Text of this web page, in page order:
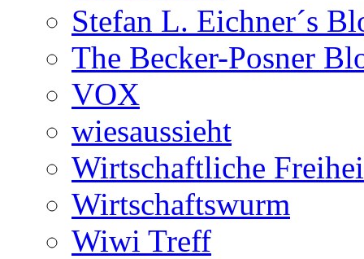
Stefan L. Eichner´s
The Becker-Posner
VOX
wiesaussieht
Wirtschaftliche
Wirtschaftswurm
Wiwi Treff